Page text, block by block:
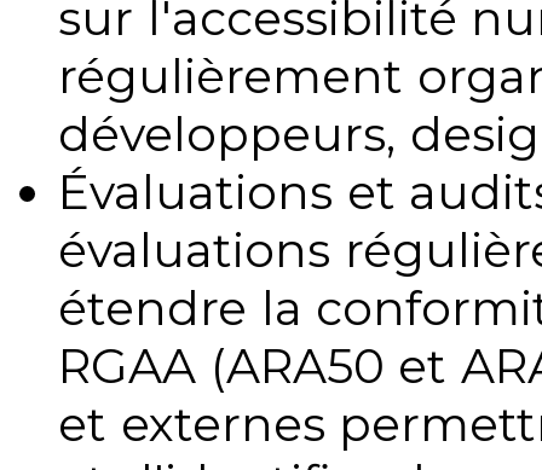
sur l'accessibilité
régulièrement
développeurs,
Évaluations et
évaluations
étendre la
RGAA (ARA50 et
et externes